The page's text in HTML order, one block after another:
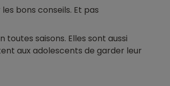
bons conseils. Et pas
saisons. Elles sont aussi
aux adolescents de garder leur